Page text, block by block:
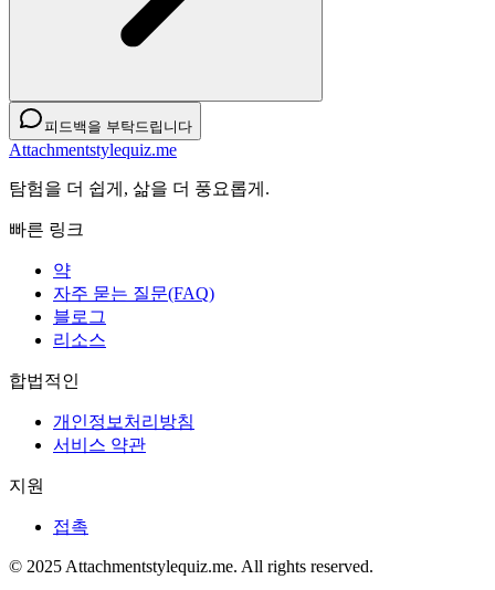
피드백을 부탁드립니다
Attachmentstylequiz.me
탐험을 더 쉽게, 삶을 더 풍요롭게.
빠른 링크
약
자주 묻는 질문(FAQ)
블로그
리소스
합법적인
개인정보처리방침
서비스 약관
지원
접촉
© 2025 Attachmentstylequiz.me. All rights reserved.